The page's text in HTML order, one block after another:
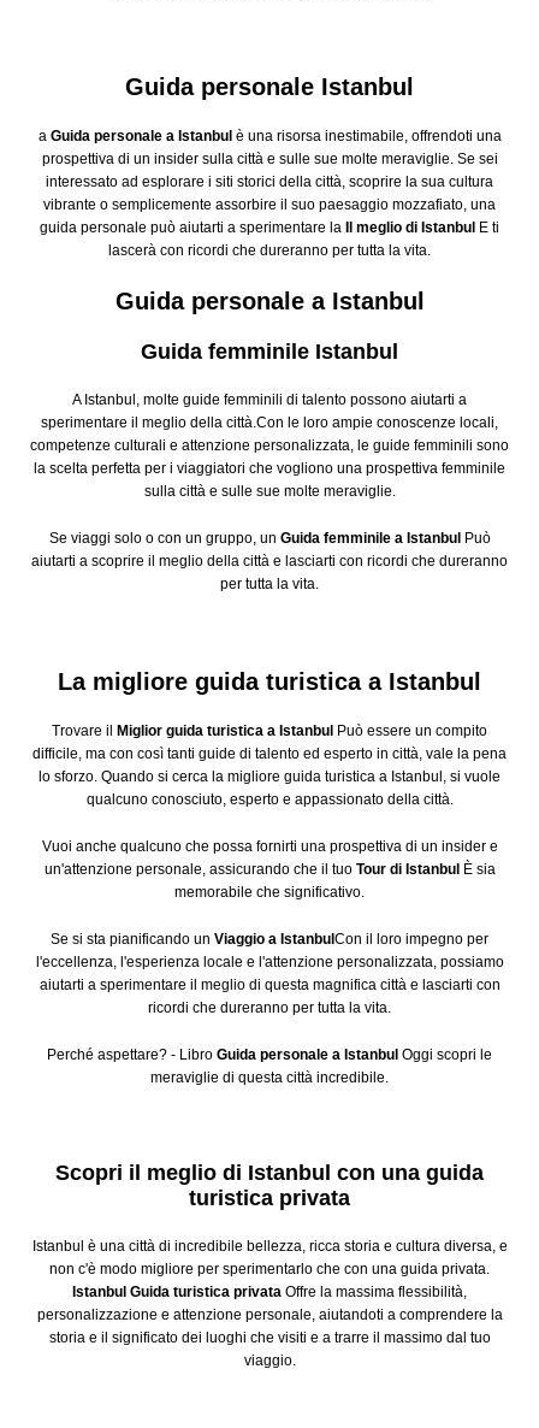
Guida personale Istanbul
a Guida personale a Istanbul è una risorsa inestimabile, offrendoti una
prospettiva di un insider sulla città e sulle sue molte meraviglie. Se sei
interessato ad esplorare i siti storici della città, scoprire la sua cultura
vibrante o semplicemente assorbire il suo paesaggio mozzafiato, una
guida personale può aiutarti a sperimentare la
Il meglio di Istanbul E ti
lascerà con ricordi che dureranno per tutta la vita.
Guida personale a Istanbul
Guida femminile Istanbul
A Istanbul, molte guide femminili di talento possono aiutarti a
sperimentare il meglio della città.Con le loro ampie conoscenze locali,
competenze culturali e attenzione personalizzata, le guide femminili sono
la scelta perfetta per i viaggiatori che vogliono una prospettiva femminile
sulla città e sulle sue molte meraviglie.
Se viaggi solo o con un gruppo, un Guida femminile a Istanbul Può
aiutarti a scoprire il meglio della città e lasciarti con ricordi che dureranno
per tutta la vita.
La migliore guida turistica a Istanbul
Trovare il Miglior guida turistica a Istanbul Può essere un compito
difficile, ma con così tanti guide di talento ed esperto in città, vale la pena
lo sforzo. Quando si cerca la migliore guida turistica a Istanbul, si vuole
qualcuno conosciuto, esperto e appassionato della città.
Vuoi anche qualcuno che possa fornirti una prospettiva di un insider e
un'attenzione personale, assicurando che il tuo Tour di Istanbul È sia
memorabile che significativo.
Se si sta pianificando un Viaggio a Istanbul Con il loro impegno per
l'eccellenza, l'esperienza locale e l'attenzione personalizzata, possiamo
aiutarti a sperimentare il meglio di questa magnifica città e lasciarti con
ricordi che dureranno per tutta la vita.
Perché aspettare? - Libro Guida personale a Istanbul Oggi scopri le
meraviglie di questa città incredibile.
Scopri il meglio di Istanbul con una guida
turistica privata
Istanbul è una città di incredibile bellezza, ricca storia e cultura diversa, e
non c'è modo migliore per sperimentarlo che con una guida privata.
Istanbul Guida turistica privata Offre la massima flessibilità,
personalizzazione e attenzione personale, aiutandoti a comprendere la
storia e il significato dei luoghi che visiti e a trarre il massimo dal tuo
viaggio.